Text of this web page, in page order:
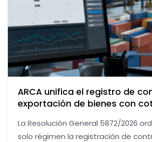
ARCA unifica el registro de
exportación de bienes con
La Resolución General 5872/2026
solo régimen la registración de